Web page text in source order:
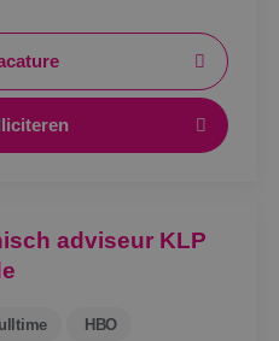
adviseur KLP
HBO